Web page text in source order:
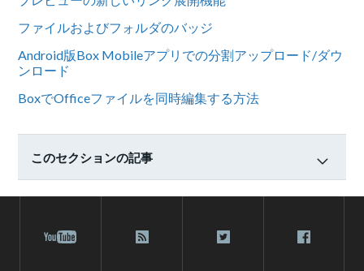
ファイルおよびフォルダのバッジ
Android版Box Mobileアプリでの分割アップロード/ダウ
ンロード
BoxでOfficeファイルを同時編集する方法
このセクションの記事